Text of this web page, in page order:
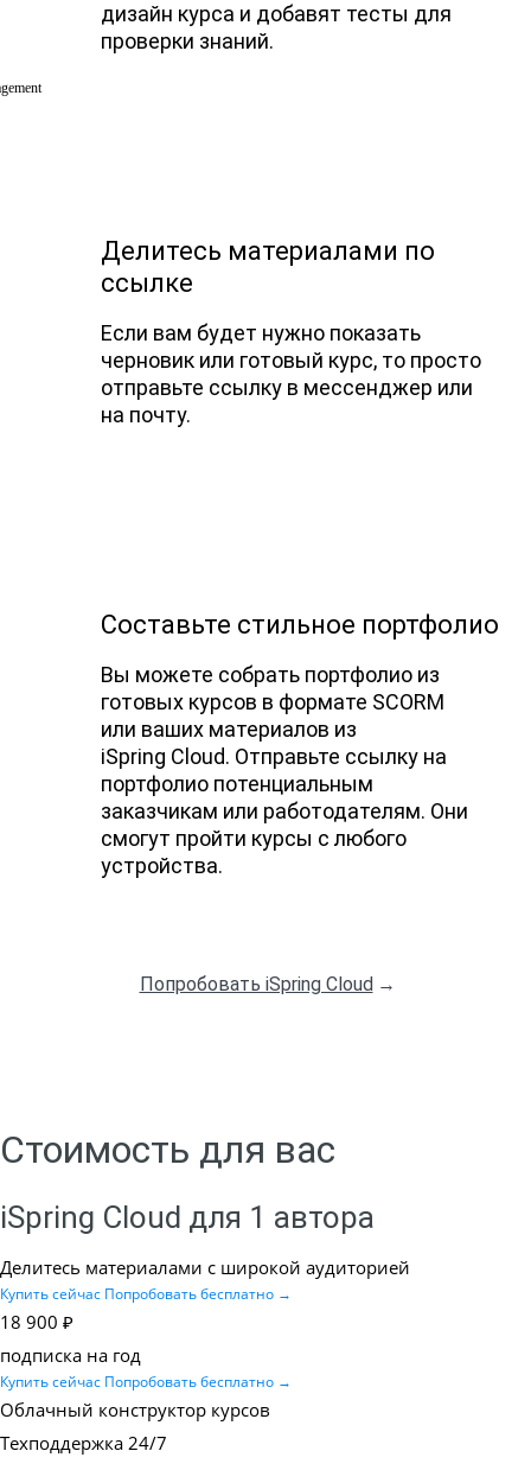
дизайн курса и добавят тесты для
проверки знаний.
Делитесь материалами по
ссылке
Если вам будет нужно показать
черновик или готовый курс, то просто
отправьте ссылку в мессенджер или
на почту.
Составьте стильное портфолио
Вы можете собрать портфолио из
готовых курсов в формате SCORM
или ваших материалов из
iSpring Cloud. Отправьте ссылку на
портфолио потенциальным
заказчикам или работодателям. Они
смогут пройти курсы с любого
устройства.
Попробовать iSpring Cloud →
Стоимость для вас
iSpring Cloud для 1 автора
Делитесь материалами с широкой аудиторией
Купить сейчас Попробовать бесплатно →
18 900 ₽
подписка на год
Купить сейчас Попробовать бесплатно →
Облачный конструктор курсов
Техподдержка 24/7